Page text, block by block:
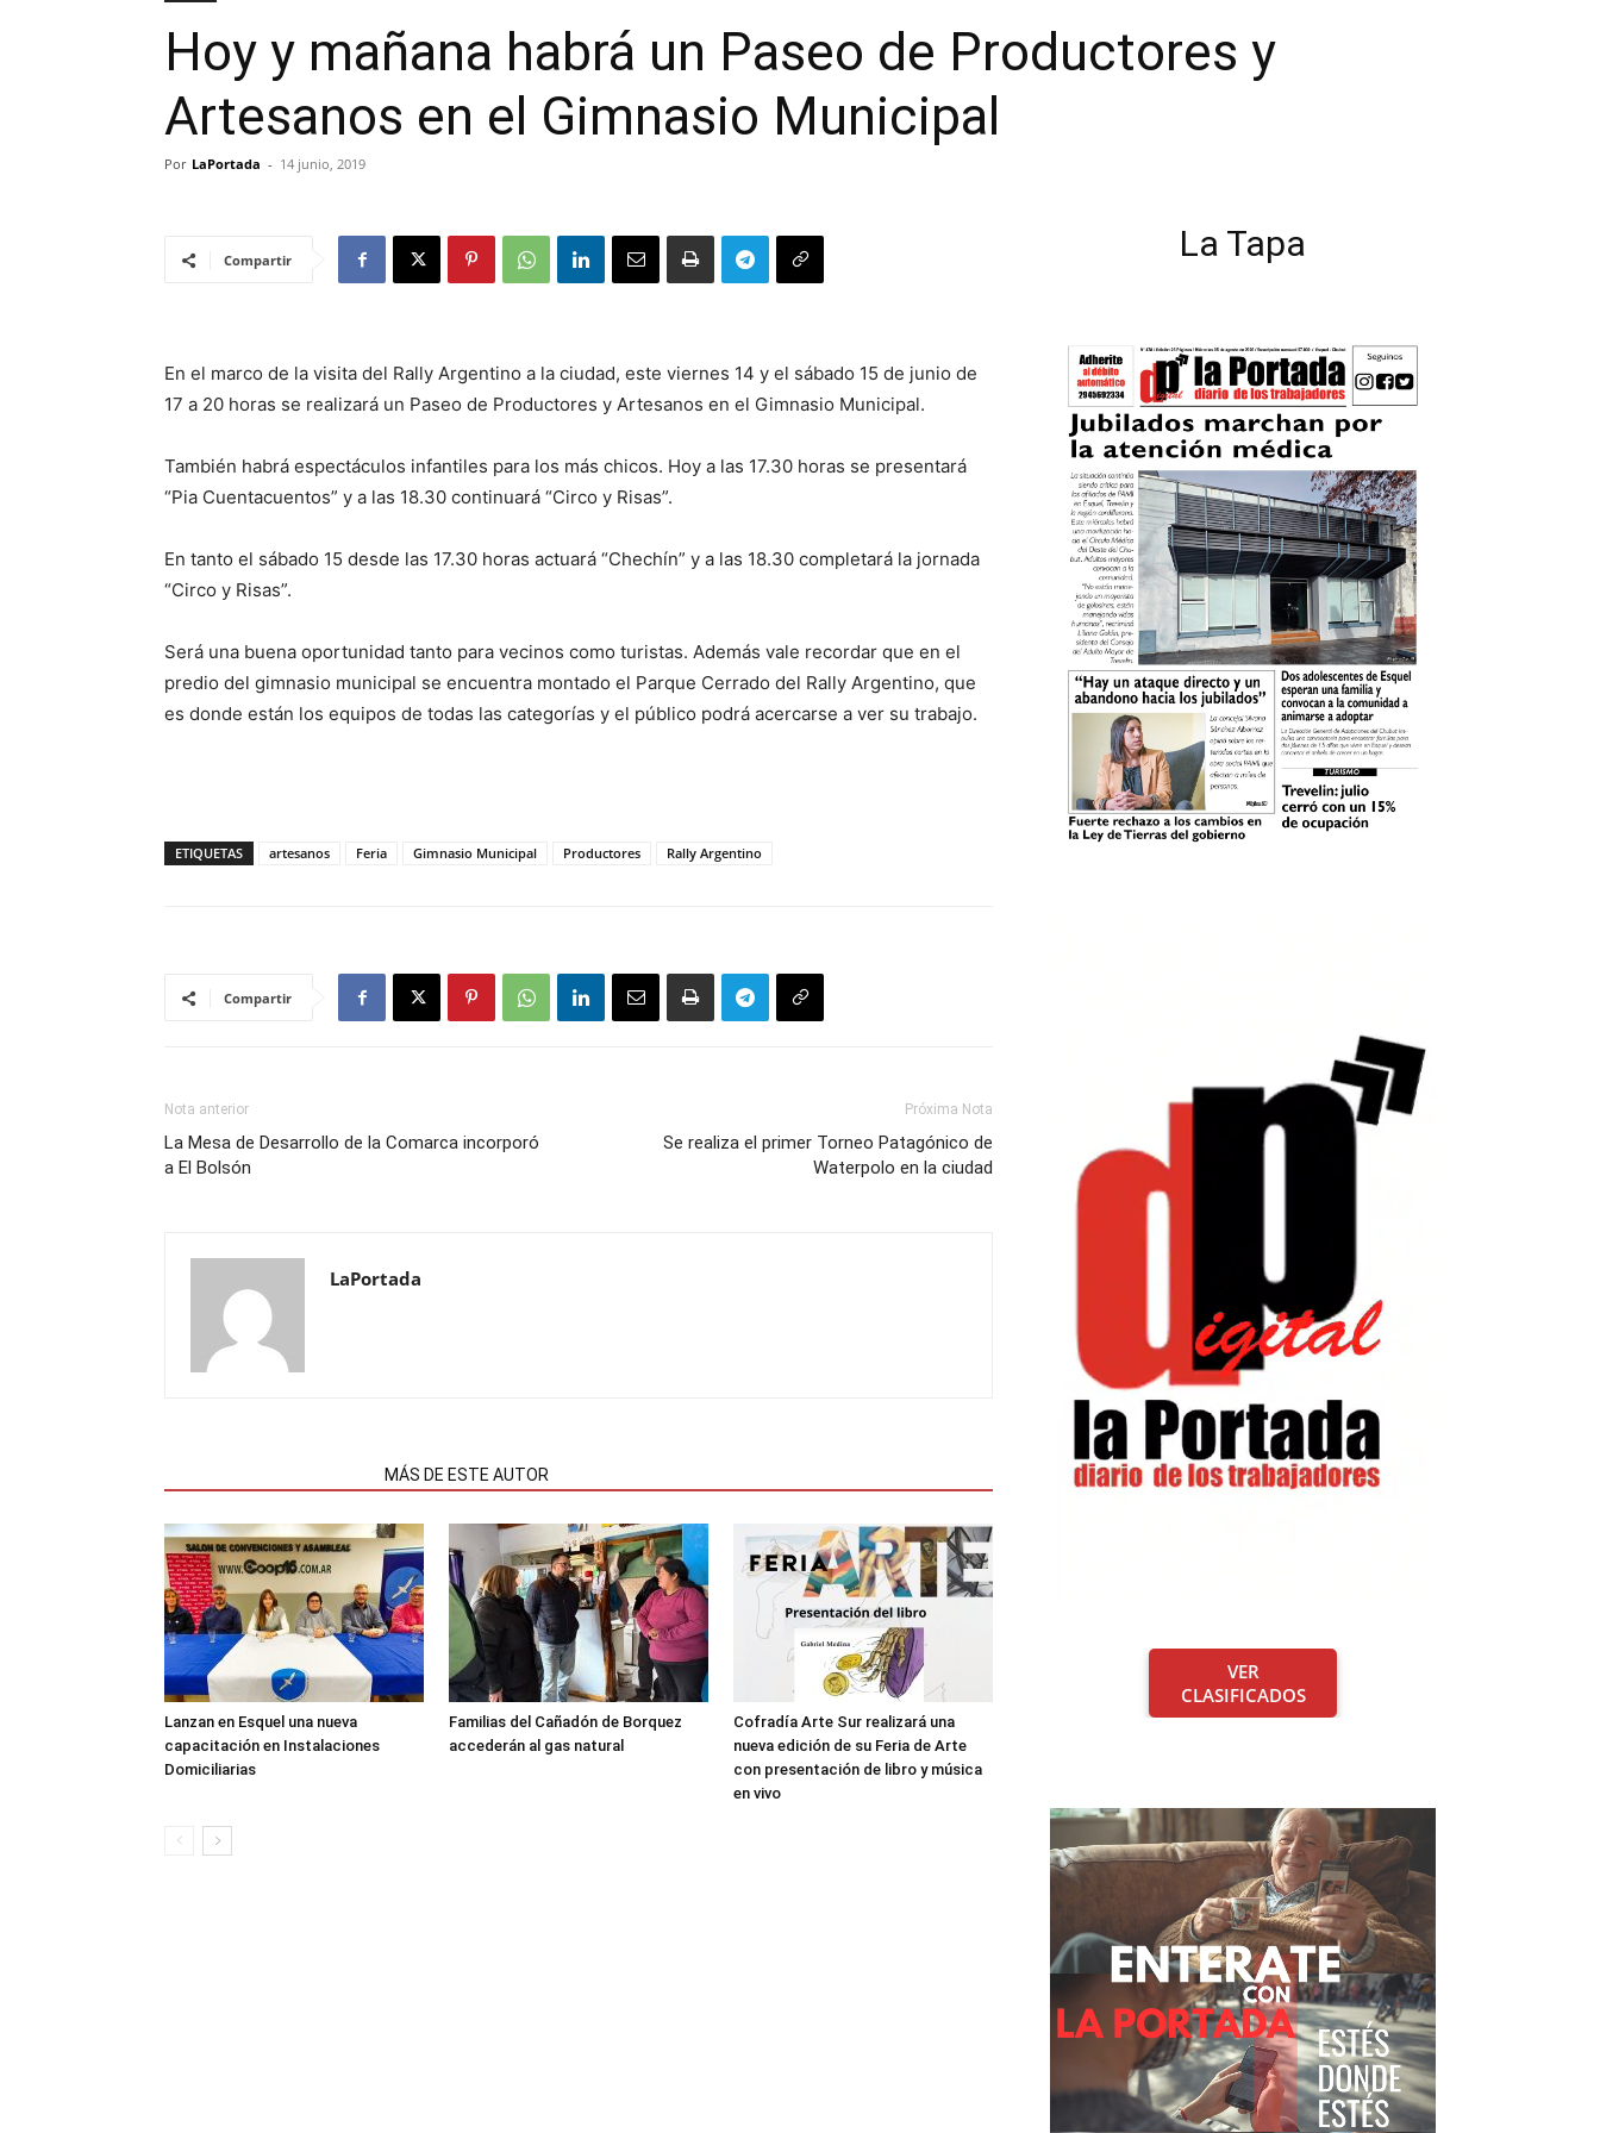
Hoy y mañana habrá un Paseo de Productores y
Artesanos en el Gimnasio Municipal
Por LaPortada - 14 junio, 2019
Compartir
En el marco de la visita del Rally Argentino a la ciudad, este viernes 14 y el sábado 15 de junio de
17 a 20 horas se realizará un Paseo de Productores y Artesanos en el Gimnasio Municipal.
También habrá espectáculos infantiles para los más chicos. Hoy a las 17.30 horas se presentará
“Pia Cuentacuentos” y a las 18.30 continuará “Circo y Risas”.
En tanto el sábado 15 desde las 17.30 horas actuará “Chechín” y a las 18.30 completará la jornada
“Circo y Risas”.
Será una buena oportunidad tanto para vecinos como turistas. Además vale recordar que en el
predio del gimnasio municipal se encuentra montado el Parque Cerrado del Rally Argentino, que
es donde están los equipos de todas las categorías y el público podrá acercarse a ver su trabajo.
ETIQUETAS artesanos Feria Gimnasio Municipal Productores Rally Argentino
Compartir
Nota anterior
La Mesa de Desarrollo de la Comarca incorporó
a El Bolsón
Próxima Nota
Se realiza el primer Torneo Patagónico de
Waterpolo en la ciudad
LaPortada
MÁS DE ESTE AUTOR
Lanzan en Esquel una nueva
capacitación en Instalaciones
Domiciliarias
Familias del Cañadón de Borquez
accederán al gas natural
Cofradía Arte Sur realizará una
nueva edición de su Feria de Arte
con presentación de libro y música
en vivo
La Tapa
VER
CLASIFICADOS